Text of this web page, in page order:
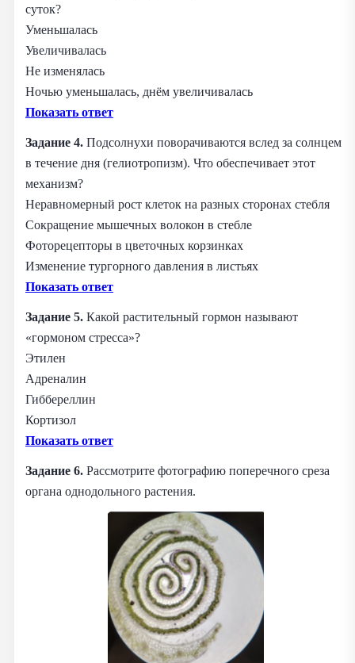
суток?
Уменьшалась
Увеличивалась
Не изменялась
Ночью уменьшалась, днём увеличивалась
Показать ответ
Задание 4. Подсолнухи поворачиваются вслед за солнцем
в течение дня (гелиотропизм). Что обеспечивает этот
механизм?
Неравномерный рост клеток на разных сторонах стебля
Сокращение мышечных волокон в стебле
Фоторецепторы в цветочных корзинках
Изменение тургорного давления в листьях
Показать ответ
Задание 5. Какой растительный гормон называют
«гормоном стресса»?
Этилен
Адреналин
Гиббереллин
Кортизол
Показать ответ
Задание 6. Рассмотрите фотографию поперечного среза
органа однодольного растения.